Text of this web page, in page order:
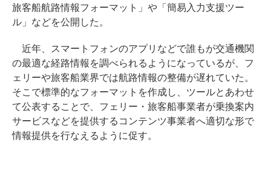
旅客船航路情報フォーマット」や「簡易入力支援ツー
ル」などを公開した。
近年、スマートフォンのアプリなどで誰もが交通機関
の最適な経路情報を調べられるようになっているが、フ
ェリーや旅客船業界では航路情報の整備が遅れていた。
そこで標準的なフォーマットを作成し、ツールとあわせ
て公表することで、フェリー・旅客船事業者が乗換案内
サービスなどを提供するコンテンツ事業者へ適切な形で
情報提供を行なえるように促す。